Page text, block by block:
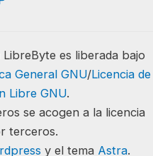
es liberada bajo
General GNU/Licencia de
Libre GNU.
se acogen a la licencia
terceros.
y el tema Astra.